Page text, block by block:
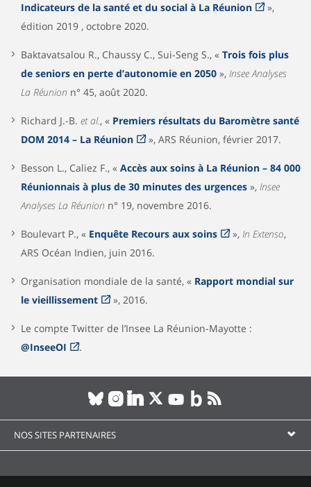
Indicateurs de la santé et du social à La Réunion
»,
édition 2019 , octobre 2020.
Baktavatsalou R., Chaussy C., Sui-Seng S., « Trois fois plus
de seniors en perte d’autonomie en 2050 », Insee Analyses
La Réunion n° 45, août 2020.
Richard J.-B. et al., « Premiers résultats du Baromètre santé
DOM 2014 – La Réunion
», ARS Réunion, février 2017.
Besson L., Caliez F., « Accès aux soins à La Réunion – 84 000
Réunionnais à plus de 30 minutes des urgences », Insee
Analyses La Réunion n° 19, novembre 2016.
Boulevart P., « Enquête Recours aux soins », In Extenso,
ARS Océan Indien, juin 2016.
Organisation mondiale de la santé, « Rapport mondial sur
le vieillissement
», 2016.
Le compte Twitter de l’Insee La Réunion-Mayotte :
@InseeOI
.
NOS SITES PARTENAIRES